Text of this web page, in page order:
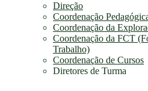
Direção
Coordenação
Coordenação da
Coordenação da FCT
Trabalho)
Coordenação de Cursos
Diretores de Turma